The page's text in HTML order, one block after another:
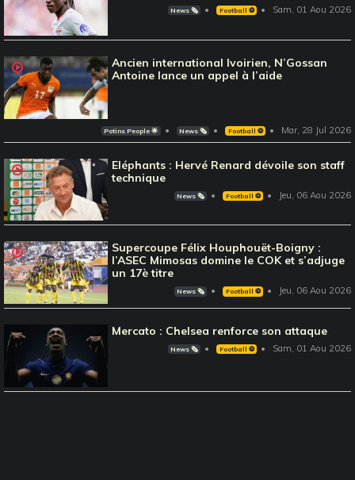
News 🗞️ Football ⚽️ Sam, 01 Aou 2026
Ancien international Ivoirien, N’Gossan
Antoine lance un appel à l’aide
Potins People 🌟 News 🗞️ Football ⚽️ Mar, 28 Jul 2026
Eléphants : Hervé Renard dévoile son staff
technique
News 🗞️ Football ⚽️ Jeu, 06 Aou 2026
Supercoupe Félix Houphouët-Boigny :
l’ASEC Mimosas domine le COK et s’adjuge
un 17è titre
News 🗞️ Football ⚽️ Jeu, 06 Aou 2026
Mercato : Chelsea renforce son attaque
News 🗞️ Football ⚽️ Sam, 01 Aou 2026